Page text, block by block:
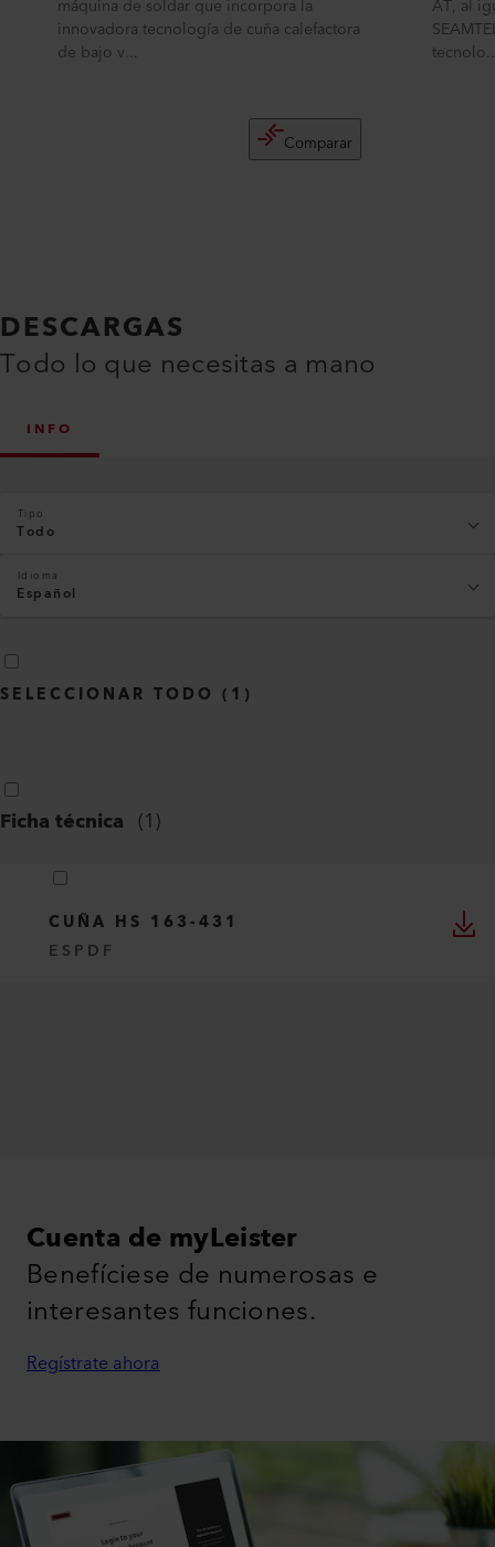
máquina de soldar que incorpora la
innovadora tecnología de cuña calefactora
de bajo v...
Comparar
AT, al
DESCARGAS
Todo lo que necesitas a mano
INFO
Tipo
Todo
Idioma
Español
SELECCIONAR TODO ( 1 )
Ficha técnica (1)
CUÑA HS 163-431
ES PDF
Cuenta de myLeister
Benefíciese de numerosas e
interesantes funciones.
Regístrate ahora